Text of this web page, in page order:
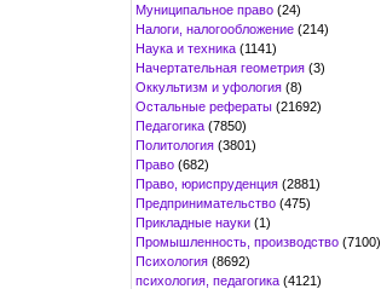
Муниципальное право (24)
Налоги, налогообложение (214)
Наука и техника (1141)
Начертательная геометрия (3)
Оккультизм и уфология (8)
Остальные рефераты (21692)
Педагогика (7850)
Политология (3801)
Право (682)
Право, юриспруденция (2881)
Предпринимательство (475)
Прикладные науки (1)
Промышленность, производство (7100)
Психология (8692)
психология, педагогика (4121)